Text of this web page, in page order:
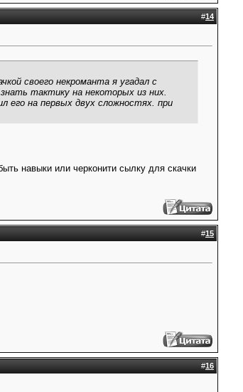
#14
своего некроманта я угадал с
тактику на некоторых из них.
его на первых двух сложностях. при
навыки или черконити сылку для скачки
#15
#16